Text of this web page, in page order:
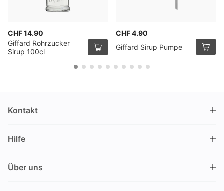
CHF 14.90
Giffard Rohrzucker
Sirup 100cl
CHF 4.90
Giffard Sirup Pumpe
Kontakt
Nüschelerstrasse 35
Schweiz
Hilfe
Über uns